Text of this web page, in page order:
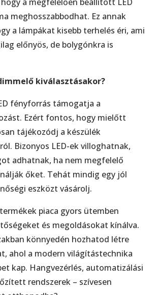
meghosszabbodhat. Ez annak
a lámpákat kisebb terhelés éri, ami
előnyös, de bolygónkra is
kiválasztásakor?
fényforrás támogatja a
Ezért fontos, hogy mielőtt
tájékozódj a készülék
Bizonyos LED-ek villoghatnak,
adhatnak, ha nem megfelelő
őket. Tehát mindig egy jól
eszközt vásárolj.
piaca gyors ütemben
és megoldásokat kínálva.
könnyedén hozhatod létre
ahol a modern világítástechnika
kap. Hangvezérlés, automatizálási
rendszerek – szívesen